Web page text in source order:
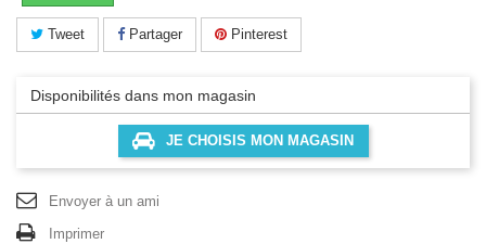
Tweet Partager Pinterest
Disponibilités dans mon magasin
JE CHOISIS MON MAGASIN
Envoyer à un ami
Imprimer